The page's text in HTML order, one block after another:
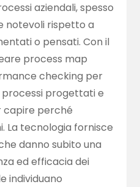
aziendali, spesso
notevoli rispetto a
o pensati. Con il
process map
checking per
progettati e
capire perché
La tecnologia fornisce
danno subito una
ed efficacia dei
individuano